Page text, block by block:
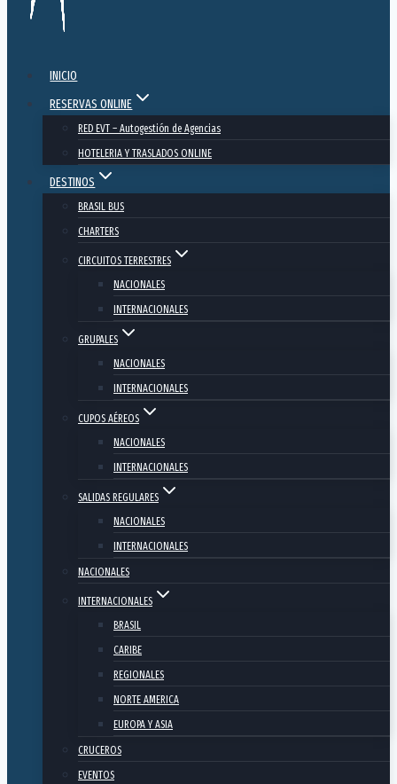
INICIO
RESERVAS ONLINE
RED EVT – Autogestión de Agencias
HOTELERIA Y TRASLADOS ONLINE
DESTINOS
BRASIL BUS
CHARTERS
CIRCUITOS TERRESTRES
NACIONALES
INTERNACIONALES
GRUPALES
NACIONALES
INTERNACIONALES
CUPOS AÉREOS
NACIONALES
INTERNACIONALES
SALIDAS REGULARES
NACIONALES
INTERNACIONALES
NACIONALES
INTERNACIONALES
BRASIL
CARIBE
REGIONALES
NORTE AMERICA
EUROPA Y ASIA
CRUCEROS
EVENTOS